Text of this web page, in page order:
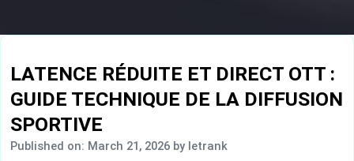
LATENCE RÉDUITE ET DIRECT OTT :
GUIDE TECHNIQUE DE LA DIFFUSION
SPORTIVE
Published on: March 21, 2026 by letrank